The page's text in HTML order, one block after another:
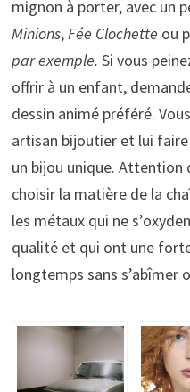
mignon à porter, avec un
Minions, Fée Clochette ou
par exemple. Si vous
offrir à un enfant,
dessin animé préféré.
artisan bijoutier et lui
un bijou unique.
choisir la matière de la
les métaux qui ne
qualité et qui ont une
longtemps sans s’abîmer